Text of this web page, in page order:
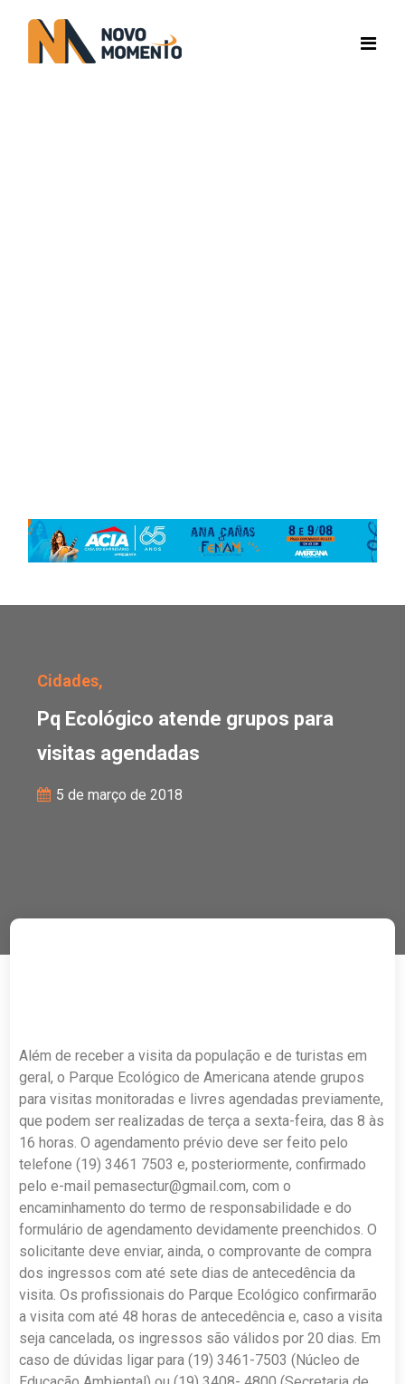
Cidades,
Pq Ecológico atende grupos para
visitas agendadas
5 de março de 2018
Além de receber a visita da população e de turistas em
geral, o Parque Ecológico de Americana atende grupos
para visitas monitoradas e livres agendadas previamente,
que podem ser realizadas de terça a sexta-feira, das 8 às
16 horas. O agendamento prévio deve ser feito pelo
telefone (19) 3461 7503 e, posteriormente, confirmado
pelo e-mailpemasectur@gmail.com, com o
encaminhamento do termo de responsabilidade e do
formulário de agendamento devidamente preenchidos. O
solicitante deve enviar, ainda, o comprovante de compra
dos ingressos com até sete dias de antecedência da
visita. Os profissionais do Parque Ecológico confirmarão
a visita com até 48 horas de antecedência e, caso a visita
seja cancelada, os ingressos são válidos por 20 dias. Em
caso de dúvidas ligar para (19) 3461-7503 (Núcleo de